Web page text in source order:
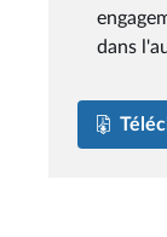
dans